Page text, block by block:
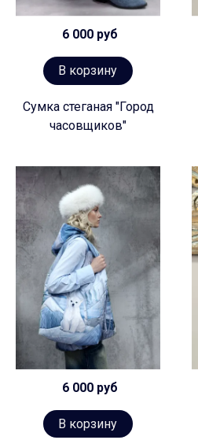
6 000 руб
В корзину
Сумка стеганая "Город
часовщиков"
6 000 руб
В корзину